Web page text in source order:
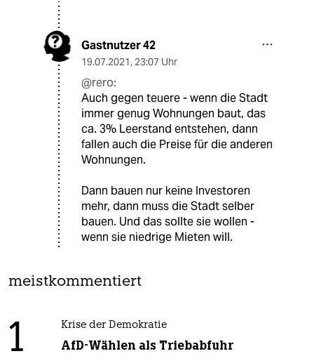
Gastnutzer 42
19.07.2021, 23:07 Uhr
@rero:
Auch gegen teuere - wenn die Stadt
immer genug Wohnungen baut, das
ca. 3% Leerstand entstehen, dann
fallen auch die Preise für die anderen
Wohnungen.
Dann bauen nur keine Investoren
mehr, dann muss die Stadt selber
bauen. Und das sollte sie wollen -
wenn sie niedrige Mieten will.
meistkommentiert
1 Krise der Demokratie
AfD-Wählen als Triebabfuhr